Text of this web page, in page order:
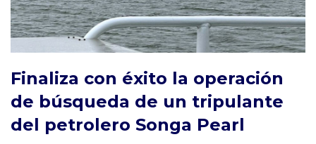
Finaliza con éxito la operación
de búsqueda de un tripulante
del petrolero Songa Pearl